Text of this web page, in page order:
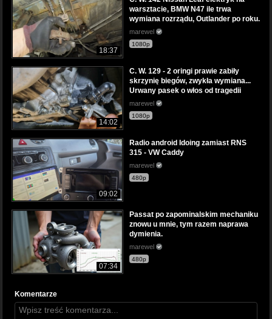
18:37
warsztacie, BMW N47 ile trwa
wymiana rozrządu, Outlander po roku.
marewel
1080p
14:02
C. W. 129 - 2 oringi prawie zabiły
skrzynię biegów, zwykła wymiana...
Urwany pasek o włos od tragedii
marewel
1080p
09:02
Radio android Idoing zamiast RNS
315 - VW Caddy
marewel
480p
07:34
Passat po zapominalskim mechaniku
znowu u mnie, tym razem naprawa
dymienia.
marewel
480p
Komentarze